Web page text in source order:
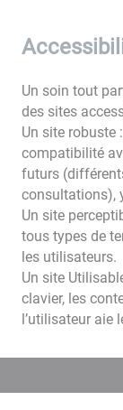
Un soin tout
des sites
Un site robuste
compatibilité
futurs
consultations),
Un site
tous types de
les utilisateurs.
Un site
clavier, les
l’utilisateur aie